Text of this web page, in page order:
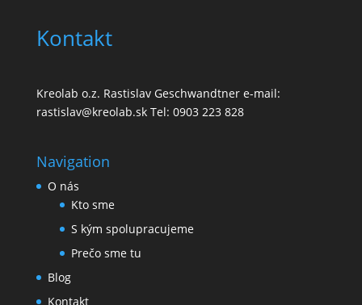
Kontakt
Kreolab o.z. Rastislav Geschwandtner e-mail:
rastislav@kreolab.sk Tel: 0903 223 828
Navigation
O nás
Kto sme
S kým spolupracujeme
Prečo sme tu
Blog
Kontakt